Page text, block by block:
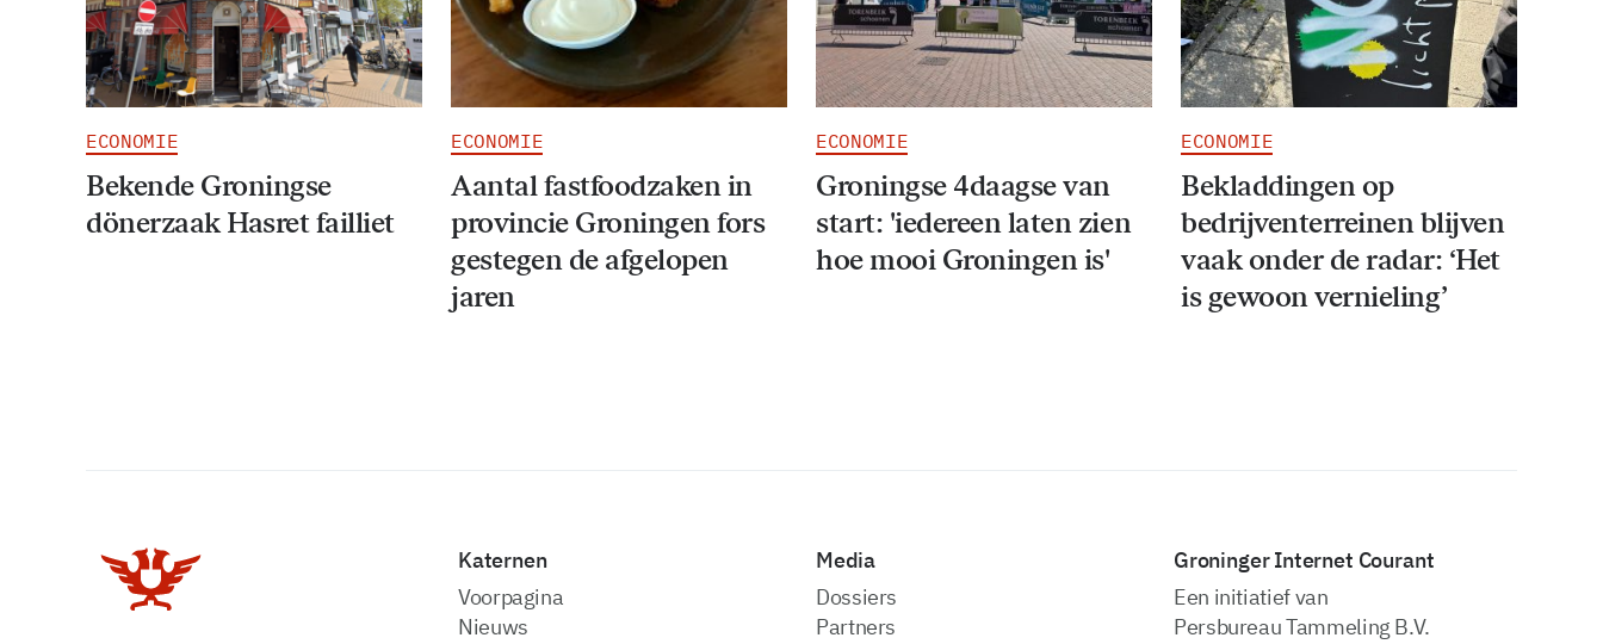
ECONOMIE
Bekende Groningse
dönerzaak Hasret failliet
ECONOMIE
Aantal fastfoodzaken in
provincie Groningen fors
gestegen de afgelopen
jaren
ECONOMIE
Groningse 4daagse van
start: 'iedereen laten zien
hoe mooi Groningen is'
ECONOMIE
Bekladdingen op
bedrijventerreinen blijven
vaak onder de radar: ‘Het
is gewoon vernieling’
Katernen
Voorpagina
Nieuws
Media
dossiers
partners
Groninger Internet Courant
Een initiatief van
Persbureau Tammeling B.V.